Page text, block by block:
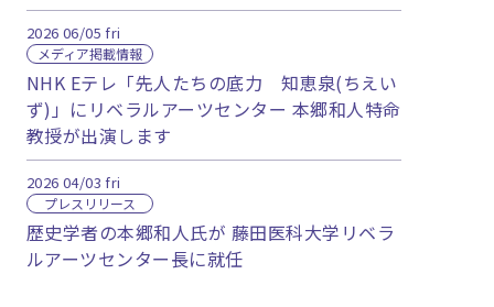
2026 06/05 fri
メディア掲載情報
NHK Eテレ「先人たちの底力 知恵泉(ちえい
ず)」にリベラルアーツセンター 本郷和人特命
教授が出演します
2026 04/03 fri
プレスリリース
歴史学者の本郷和人氏が 藤田医科大学リベラ
ルアーツセンター長に就任